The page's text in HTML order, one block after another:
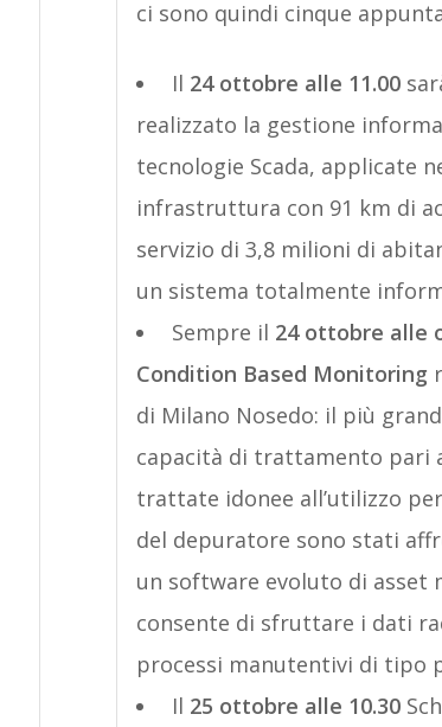
ci sono quindi cinque
Il 24 ottobre alle 11.00
realizzato la gestione
tecnologie Scada, applicate
infrastruttura con 91 km di
servizio di 3,8 milioni di
un sistema totalmente
Sempre il 24 ottobre alle
Condition Based Monitoring
di Milano Nosedo: il più
capacità di trattamento pari
trattate idonee all’utilizzo
del depuratore sono stati
un software evoluto di asset
consente di sfruttare i dati
processi manutentivi di tipo
Il 25 ottobre alle 10.30